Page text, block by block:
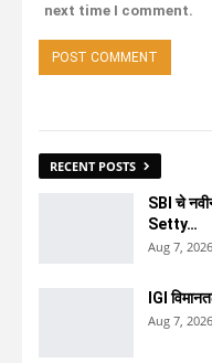
next time I comment.
RECENT POSTS
SBI चे
Setty…
Aug 7, 2026
IGI
Aug 7, 2026